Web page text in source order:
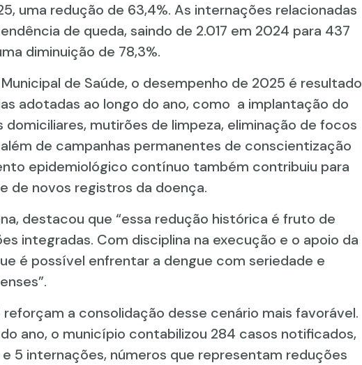
uma redução de 63,4%. As internações relacionadas
de queda, saindo de 2.017 em 2024 para 437
diminuição de 78,3%.
de Saúde, o desempenho de 2025 é resultado
adotadas ao longo do ano, como a implantação do
mutirões de limpeza, eliminação de focos
de campanhas permanentes de conscientização
epidemiológico contínuo também contribuiu para
de novos registros da doença.
destacou que “essa redução histórica é fruto de
integradas. Com disciplina na execução e o apoio da
é possível enfrentar a dengue com seriedade e
a consolidação desse cenário mais favorável.
ano, o município contabilizou 284 casos notificados,
5 internações, números que representam reduções